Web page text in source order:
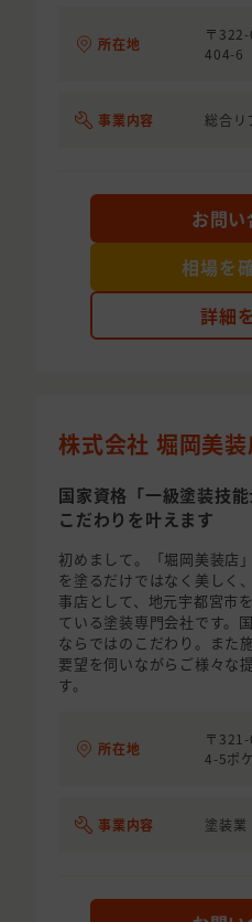
所在地
〒
404-6
事業内容 総合リ
詳細
お問
相場を
株式会社 堀岡美装
国家資格「一級塗装技
こだわりを叶えます
初めまして。「堀岡美装店
を塗るだけではなく美しく
事店として、地元宇都宮市
ている塗装専門会社です。
ならではのこだわり。また
要望を伺いながらご様々な
す。
所在地
〒
4-5ポ
事業内容 塗装業